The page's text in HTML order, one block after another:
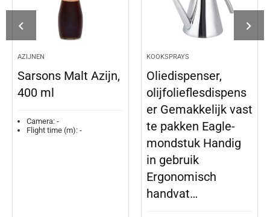
AZIJNEN
Sarsons Malt Azijn,
400 ml
Camera: -
Flight time (m): -
KOOKSPRAYS
Oliedispenser,
olijfolieflesdispens
er Gemakkelijk vast
te pakken Eagle-
mondstuk Handig
in gebruik
Ergonomisch
handvat…